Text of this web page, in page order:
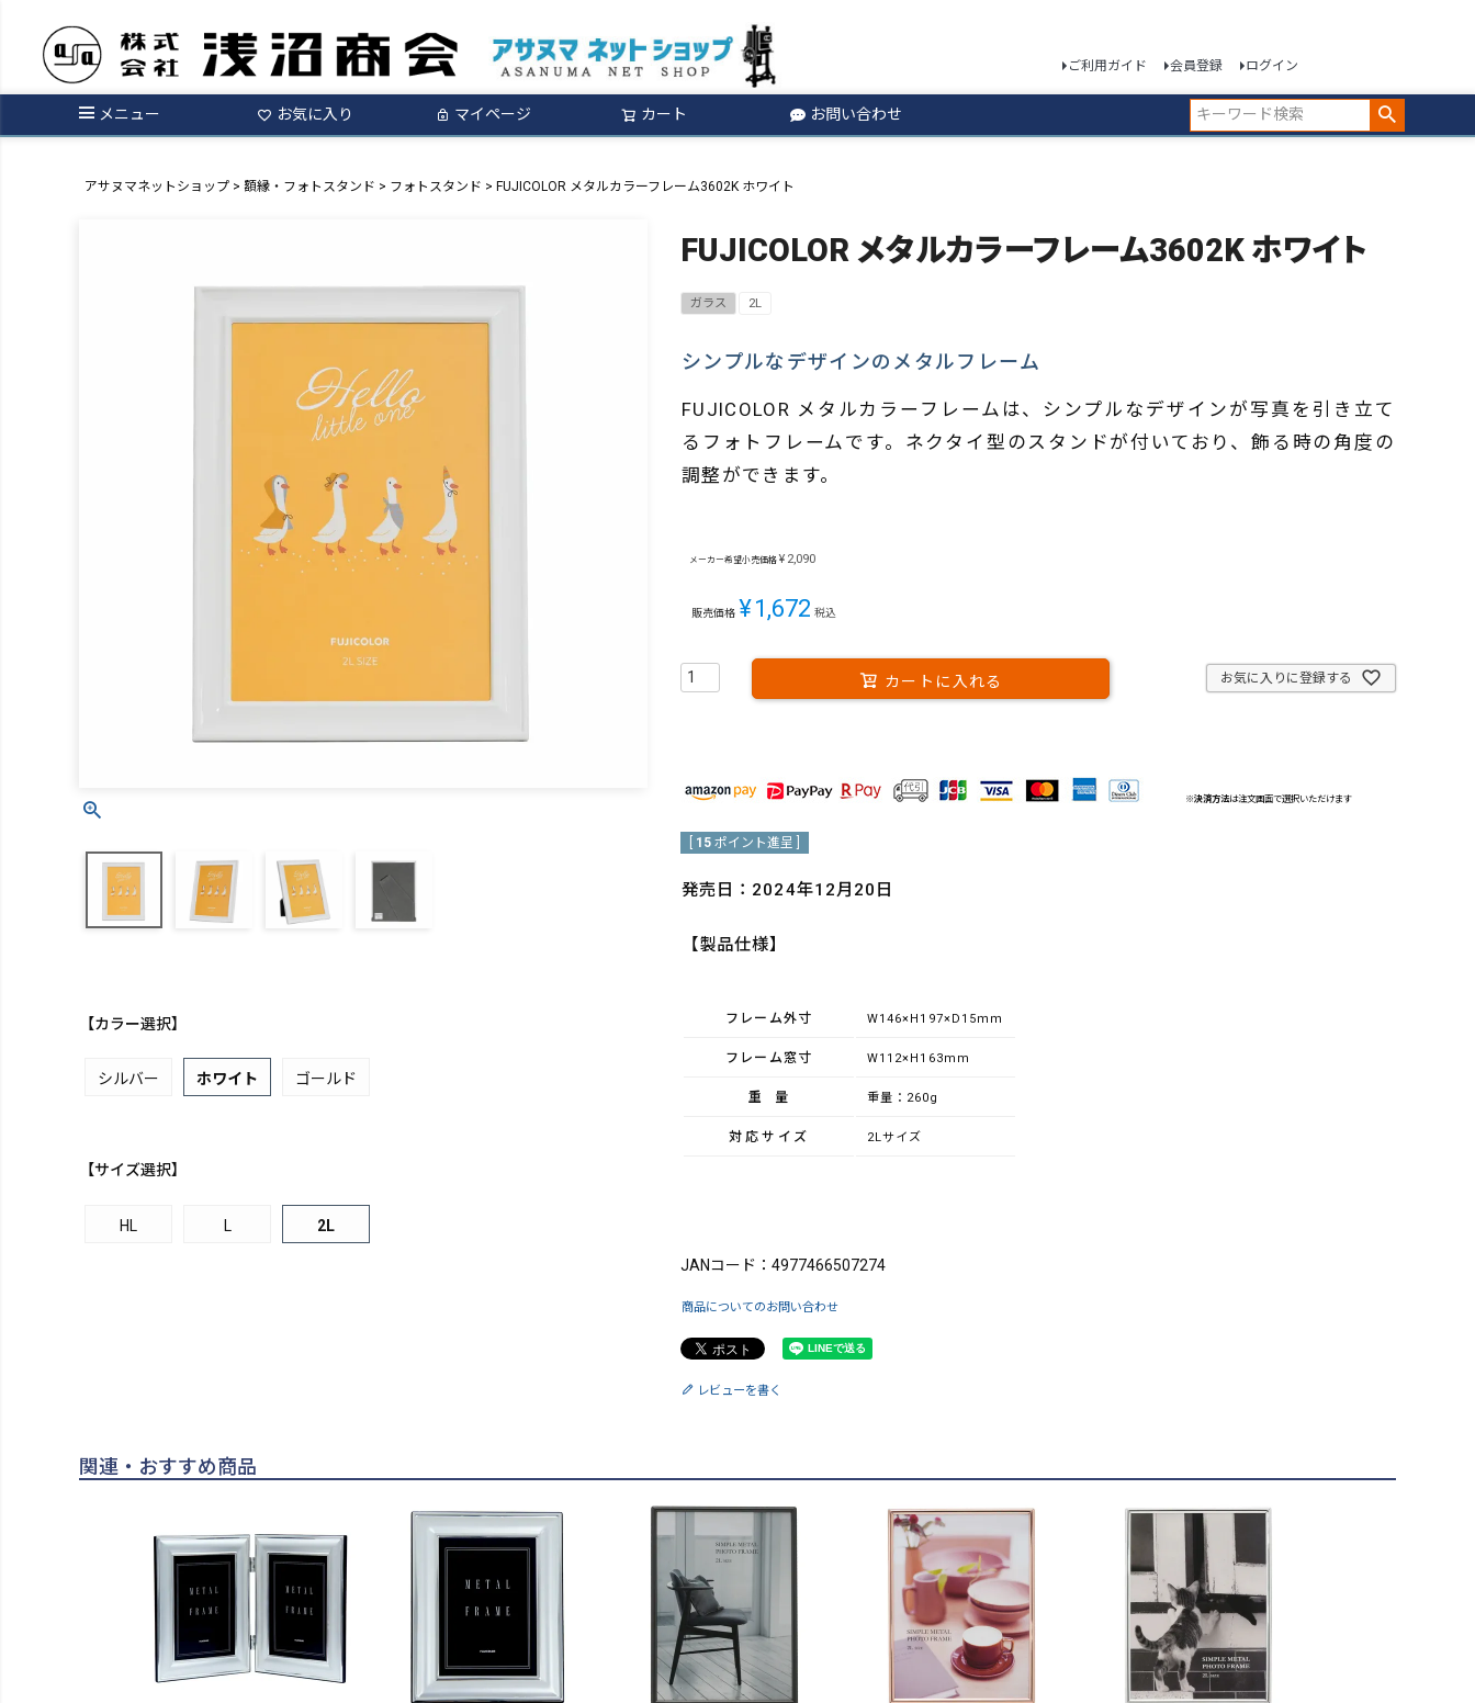
ご利用ガイド 会員登録 ログイン
メニュー お気に入り マイページ カート お問い合わせ
検索
アサヌマネットショップ 額縁・フォトスタンド フォトスタンド FUJICOLOR メタルカラーフレーム3602K ホワイト
【カラー選択】
シルバー ホワイト ゴールド
【サイズ選択】
HL L 2L
FUJICOLOR メタルカラーフレーム3602K ホワイト
ガラス 2L
シンプルなデザインのメタルフレーム
FUJICOLOR メタルカラーフレームは、シンプルなデザインが写真を引き立て
るフォトフレームです。ネクタイ型のスタンドが付いており、飾る時の角度の
調整ができます。
メーカー希望小売価格 ¥ 2,090
販売価格 ¥1,672 税込
お気に入りに登録する
カートに入れる
※決済方法は注文画面で選択いただけます
15 ポイント進呈 ]
発売日：2024年12月20日
【製品仕様】
フレーム外寸 W146×H197×D15ｍｍ
フレーム窓寸 W112×H163mm
重量 重量：260g
対応サイズ 2Lサイズ
JANコード：4977466507274
商品についてのお問い合わせ
レビューを書く
関連・おすすめ商品